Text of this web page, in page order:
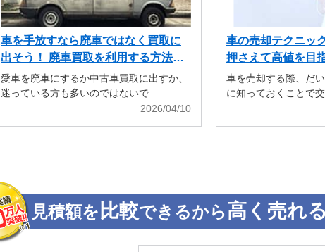
車を手放すなら廃車ではなく買取に
出そう！ 廃車買取を利用する方法も
解説
愛車を廃車にするか中古車買取に出すか、
迷っている方も多いのではないで…
2026/04/10
車の売却テクニッ
押さえて高値を目
車を売却する際、だ
に知っておくことで
見積額を 比較できるから高く売れ